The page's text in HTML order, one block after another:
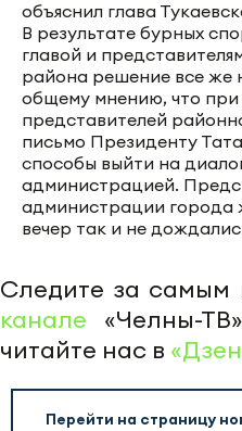
объяснил глава
В результате бурных
главой и
района решение все
общему мнению, что
представителей
письмо Президенту
способы выйти на
администрацией.
администрации города
вечер так и не
Следите за
канале «Челны-
читайте нас в
Перейти на страницу